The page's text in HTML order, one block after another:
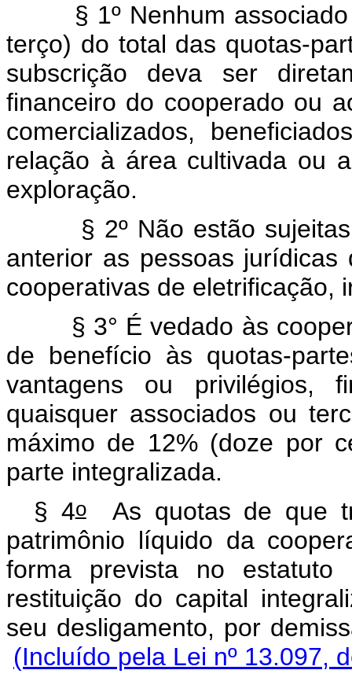
§ 1º Nenhum
terço) do total das quotas-
subscrição deva ser
financeiro do cooperado ou
comercializados,
relação à área cultivada ou
exploração.
§ 2º Não estão
anterior as pessoas
cooperativas de eletrificação,
§ 3° É vedado às
de benefício às quotas-
vantagens ou privilégios,
quaisquer associados ou
máximo de 12% (doze por
parte integralizada.
§ 4oAs quotas de que
patrimônio líquido da
forma prevista no
restituição do capital
seu desligamento, por
(Incluído pela Lei nº 13.097,